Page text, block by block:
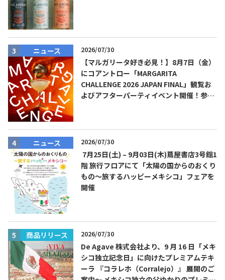
About
テキーラのつくり方 テキーラマーケット
テキーラの飲み方
メキシコの記念日 トピックス
イベント一覧
テキーラ・メスカルが 飲めるバー
ニュース 2026/07/30
【マルガリータ好き必見！】8月7日（金）
にコアントロー「MARGARITA
CHALLENGE 2026 JAPAN FINAL」観覧お
よびアフターパーティイベント開催！参加
ニュース 2026/07/30
7月25日(土) – 9月03日(木)蔦屋書店3号館1
階 旅行フロアにて「太陽の国からのおくり
もの～旅するハッピーメキシコ」フェアを
開催
商品リリース 2026/07/30
De Agave 株式会社より、9 月 16 日「メキ
シコ独立記念日」に向けたプレミアムテキ
ーラ 『コラレホ（Corralejo）』 展開のご